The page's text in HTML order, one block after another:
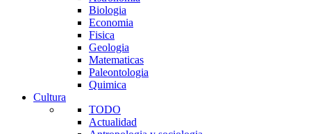
Biologia
Economia
Fisica
Geologia
Matematicas
Paleontologia
Quimica
Cultura
TODO
Actualidad